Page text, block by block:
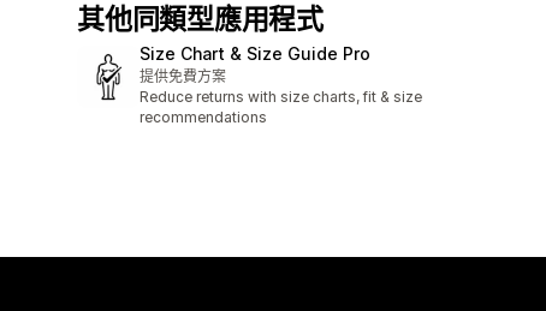
其他同類型應用程式
Size Chart & Size Guide Pro
提供免費方案
Reduce returns with size charts, fit & size
recommendations